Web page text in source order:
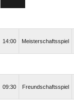
14:00 Meisterschaftsspiel
09:30 Freundschaftsspiel